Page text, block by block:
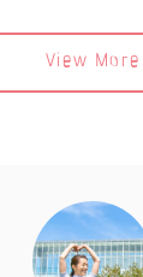
View More